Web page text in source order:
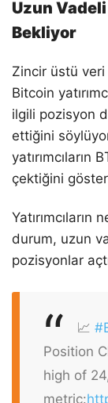
Uzun Vadeli
Bekliyor
Zincir üstü veri
Bitcoin
ilgili pozisyon
ettiğini
yatırımcıların
çektiğini
durum, uzun
pozisyonlar
📈
Position
high of
metric: